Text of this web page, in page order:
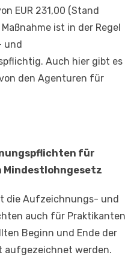
EUR 231,00 (Stand
ist in der Regel
und
Auch hier gibt es
den Agenturen für
für
Mindestlohngesetz
die Aufzeichnungs- und
auch für Praktikanten
Beginn und Ende der
aufgezeichnet werden.